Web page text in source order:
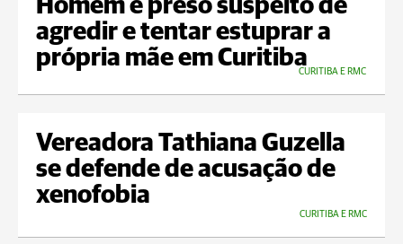
Homem é preso suspeito de
agredir e tentar estuprar a
própria mãe em Curitiba
CURITIBA E RMC
Vereadora Tathiana Guzella
se defende de acusação de
xenofobia
CURITIBA E RMC